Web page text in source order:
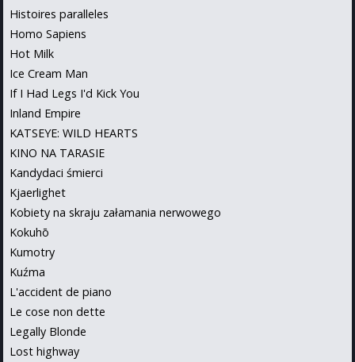
Histoires paralleles
Homo Sapiens
Hot Milk
Ice Cream Man
If I Had Legs I'd Kick You
Inland Empire
KATSEYE: WILD HEARTS
KINO NA TARASIE
Kandydaci śmierci
Kjaerlighet
Kobiety na skraju załamania nerwowego
Kokuhō
Kumotry
Kuźma
L'accident de piano
Le cose non dette
Legally Blonde
Lost highway